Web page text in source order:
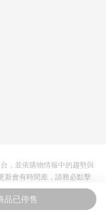
品已停售
，並依購物情報中的趨勢與
新會有時間差，請務必點擊
一切資訊以合作廠商網頁為